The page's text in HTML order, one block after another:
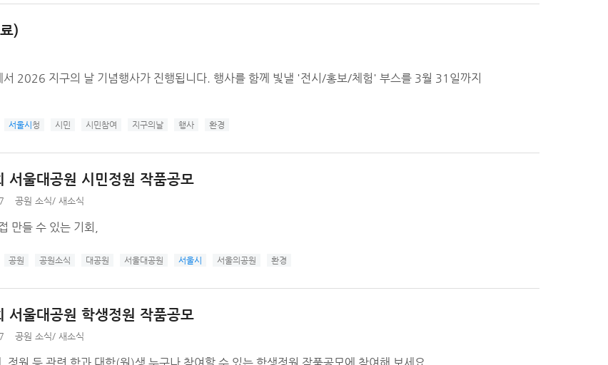
)
2026 지구의 날 기념행사가 진행됩니다. 행사를 함께 빛낼 '전시/홍보/체험' 부스를 3월 31일까지
서울시 청 시민 시민참여 지구의날 행사 환경
서울대공원 시민정원 작품공모
공원 소식/ 새소식
만들 수 있는 기회,
공원 공원소식 대공원 서울대공원 서울시 서울의공원 환경
서울대공원 학생정원 작품공모
공원 소식/ 새소식